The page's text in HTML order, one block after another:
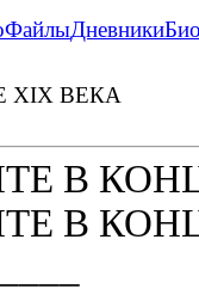
ФайлыДневники
XIX ВЕКА
В
В